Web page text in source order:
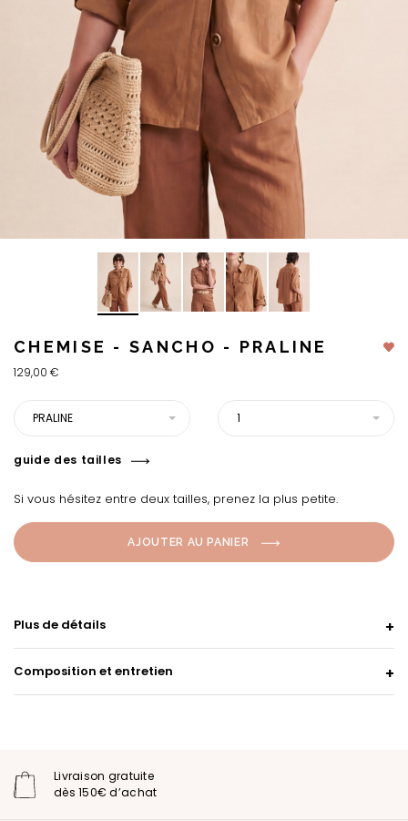
CHEMISE - SANCHO - PRALINE
129,00 €
PRALINE 1
guide des tailles
Si vous hésitez entre deux tailles, prenez la plus petite.
AJOUTER AU PANIER
Plus de détails
Composition et entretien
Livraison gratuite
dès 150€ d’achat